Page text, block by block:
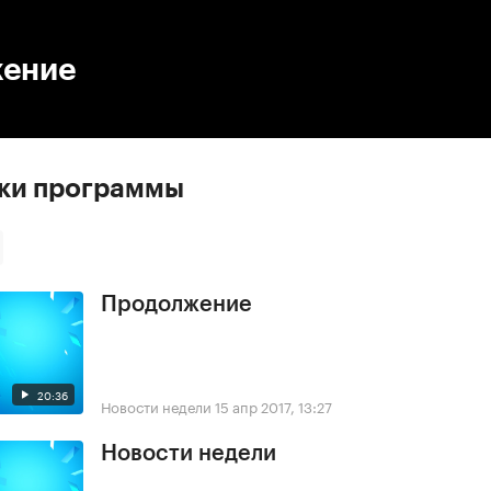
программы
20:36
Продолжение
Новости недели 15 апр 2017, 13:27
Новости недели